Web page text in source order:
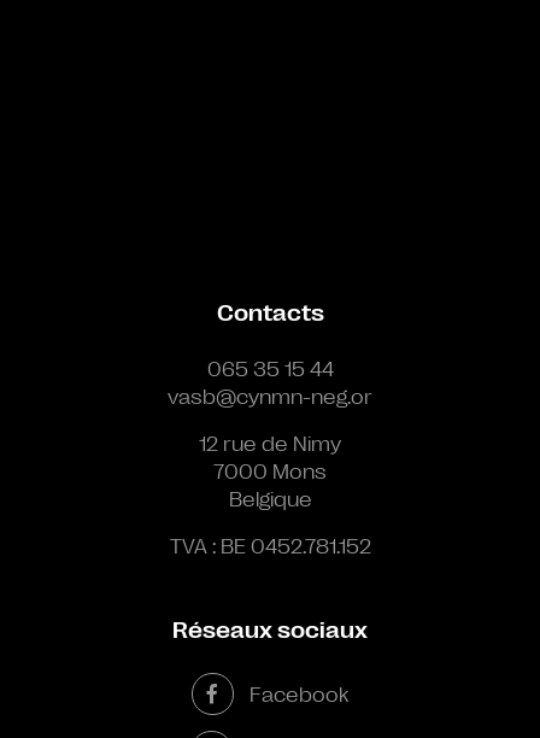
Contacts
065 35 15 44
vasb@cynmn-neg.or
12 rue de Nimy
7000 Mons
Belgique
TVA : BE 0452.781.152
Réseaux sociaux
Facebook